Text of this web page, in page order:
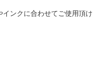
ンクに合わせてご使用頂け